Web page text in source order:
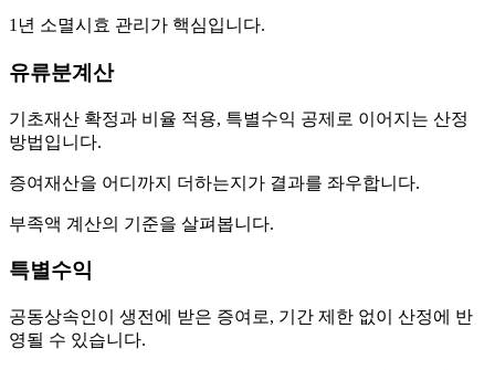
1년 소멸시효 관리가 핵심입니다.
유류분계산
기초재산 확정과 비율 적용, 특별수익 공제로 이어지는 산정
방법입니다.
증여재산을 어디까지 더하는지가 결과를 좌우합니다.
부족액 계산의 기준을 살펴봅니다.
특별수익
공동상속인이 생전에 받은 증여로, 기간 제한 없이 산정에 반
영될 수 있습니다.